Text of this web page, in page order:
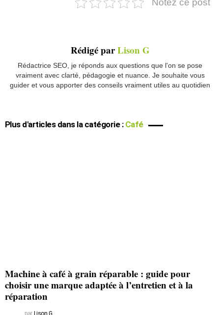
Rédigé parLison G
Rédactrice SEO, je réponds aux questions que l'on se pose
vraiment avec clarté, pédagogie et nuance. Je souhaite vous
guider et vous apporter des conseils vraiment utiles au quotidien
Plus d'articles dans la catégorie : Café
Machine à café à grain réparable : guide pour
choisir une marque adaptée à l’entretien et à la
réparation
par Lison G